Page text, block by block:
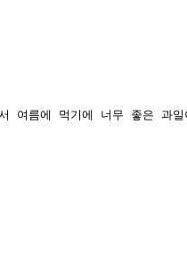
여름에 먹기에 너무 좋은 과일